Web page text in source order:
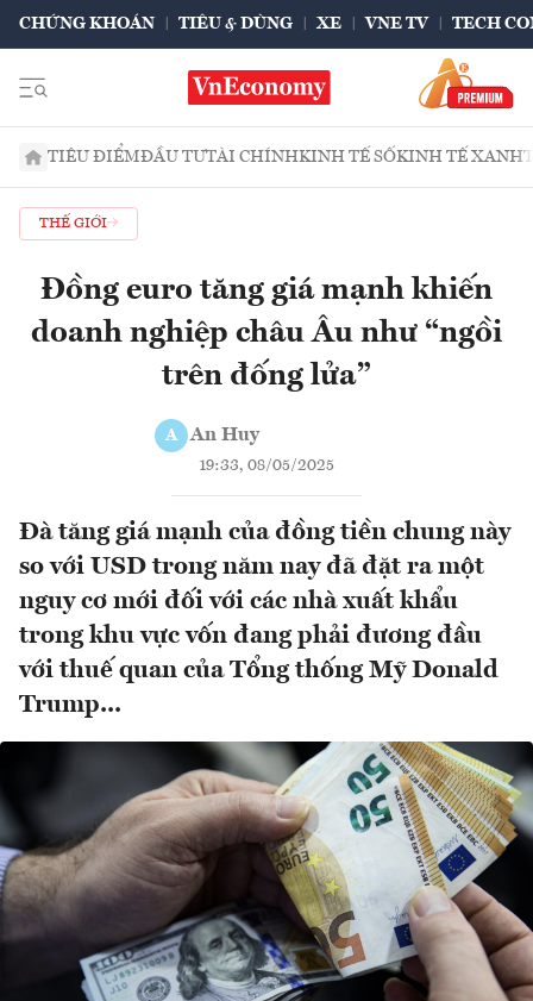
CHỨNG KHOÁN TIÊU & DÙNG XE VNE TV TECH
TIÊU ĐIỂMĐẦU TƯTÀI CHÍNHKINH TẾ SỐKINH TẾ XANH
THẾ GIỚI
Đồng euro tăng giá mạnh khiến
doanh nghiệp châu Âu như “ngồi
trên đống lửa”
A An Huy
19:33, 08/05/2025
Đà tăng giá mạnh của đồng tiền chung này
so với USD trong năm nay đã đặt ra một
nguy cơ mới đối với các nhà xuất khẩu
trong khu vực vốn đang phải đương đầu
với thuế quan của Tổng thống Mỹ Donald
Trump...